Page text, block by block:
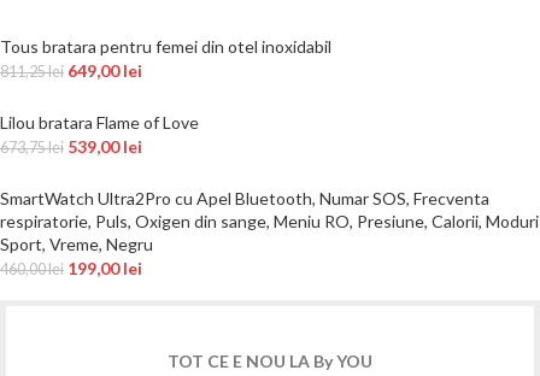
Tous bratara pentru femei din otel inoxidabil
811,25lei 649,00lei
Lilou bratara Flame of Love
673,75lei 539,00lei
SmartWatch Ultra2Pro cu Apel Bluetooth, Numar SOS, Frecventa
respiratorie, Puls, Oxigen din sange, Meniu RO, Presiune, Calorii, Moduri
Sport, Vreme, Negru
460,00lei 199,00lei
TOT CE E NOU LA By YOU